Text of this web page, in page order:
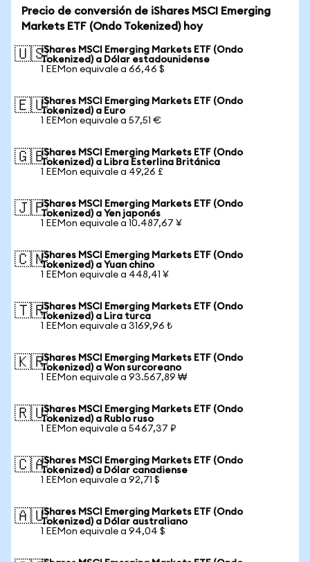
Precio de conversión de iShares MSCI Emerging
Markets ETF (Ondo Tokenized) hoy
🇺🇸iShares MSCI Emerging Markets ETF (Ondo
Tokenized) a Dólar estadounidense
1 EEMon equivale a 66,46 $
🇪🇺iShares MSCI Emerging Markets ETF (Ondo
Tokenized) a Euro
1 EEMon equivale a 57,51 €
🇬🇧iShares MSCI Emerging Markets ETF (Ondo
Tokenized) a Libra Esterlina Británica
1 EEMon equivale a 49,26 £
🇯🇵iShares MSCI Emerging Markets ETF (Ondo
Tokenized) a Yen japonés
1 EEMon equivale a 10.487,67 ¥
🇨🇳iShares MSCI Emerging Markets ETF (Ondo
Tokenized) a Yuan chino
1 EEMon equivale a 448,41 ¥
🇹🇷iShares MSCI Emerging Markets ETF (Ondo
Tokenized) a Lira turca
1 EEMon equivale a 3169,96 ₺
🇰🇷iShares MSCI Emerging Markets ETF (Ondo
Tokenized) a Won surcoreano
1 EEMon equivale a 93.567,89 ₩
🇷🇺iShares MSCI Emerging Markets ETF (Ondo
Tokenized) a Rublo ruso
1 EEMon equivale a 5467,37 ₽
🇨🇦iShares MSCI Emerging Markets ETF (Ondo
Tokenized) a Dólar canadiense
1 EEMon equivale a 92,71 $
🇦🇺iShares MSCI Emerging Markets ETF (Ondo
Tokenized) a Dólar australiano
1 EEMon equivale a 94,04 $